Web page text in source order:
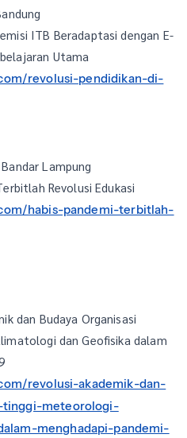
ITB Beradaptasi dengan E-
Utama
revolusi-pendidikan-di-
Lampung
Revolusi Edukasi
habis-pandemi-terbitlah-
dan Budaya Organisasi
dan Geofisika dalam
revolusi-akademik-dan-
tinggi-meteorologi-
menghadapi-pandemi-